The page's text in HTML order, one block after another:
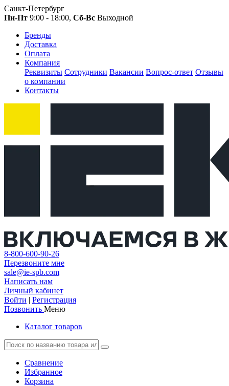
Санкт-Петербург
Пн-Пт 9:00 - 18:00, Сб-Вс Выходной
Бренды
Доставка
Оплата
Компания
Реквизиты Сотрудники Вакансии Вопрос-ответ Отзывы
о компании
Контакты
8-800-600-90-26
Перезвоните мне
sale@ie-spb.com
Написать нам
Личный кабинет
Войти | Регистрация
Позвонить Меню
Каталог товаров
Сравнение
Избранное
Корзина